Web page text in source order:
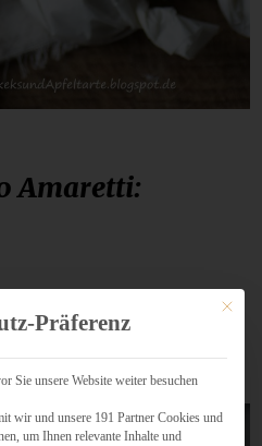
Amaretti:
Mit
Präferenz
Sie unsere Website weiter besuchen
wir und unsere 191 Partner Cookies und
um Ihnen relevante Inhalte und